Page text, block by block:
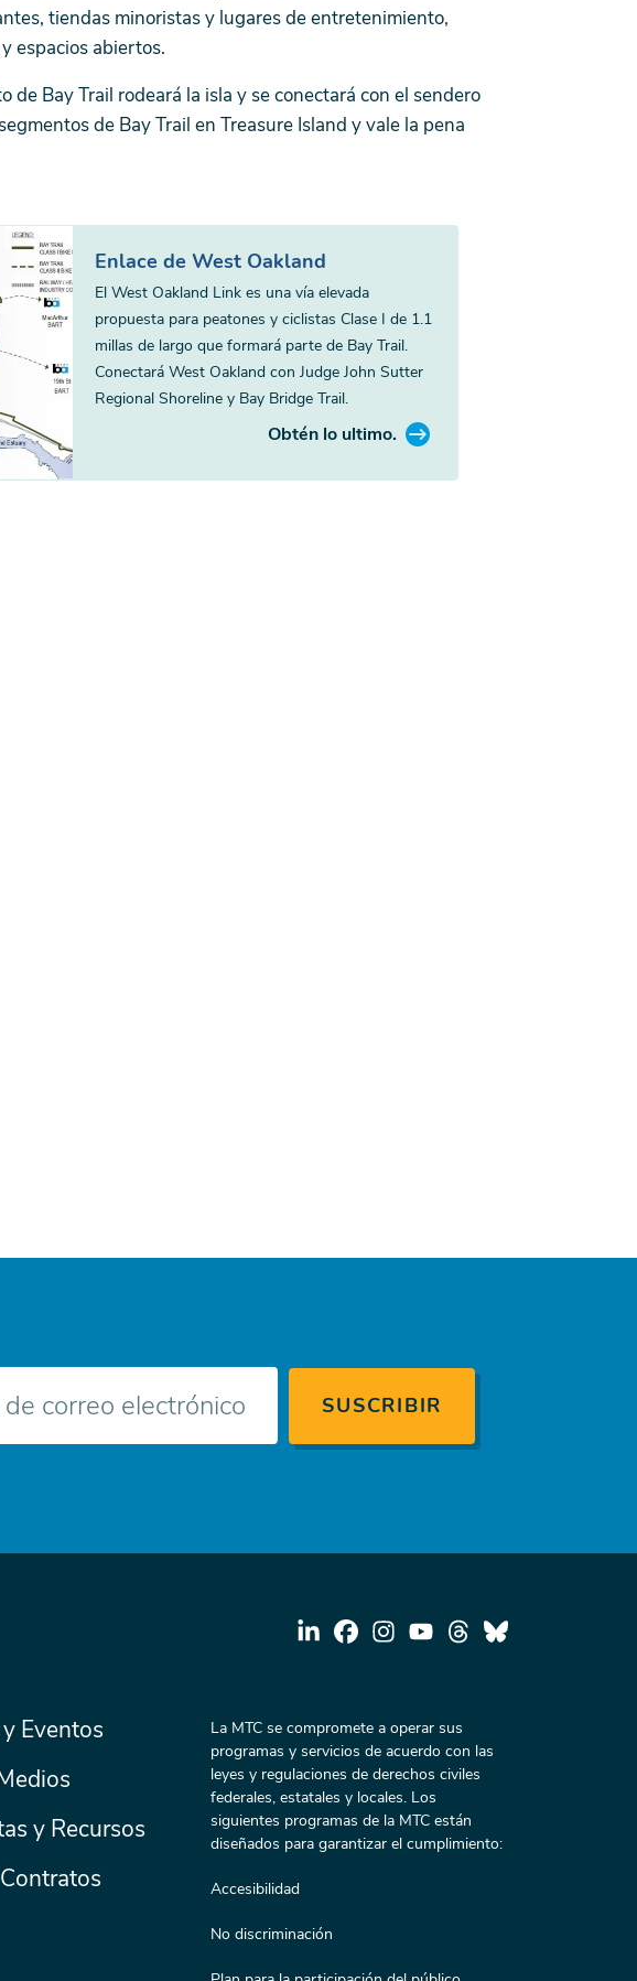
tiendas minoristas y lugares de entretenimiento,
espacios abiertos.
de Bay Trail rodeará la isla y se conectará con el sendero
de Bay Trail en Treasure Island y vale la pena
Enlace de West Oakland
El West Oakland Link es una vía elevada
propuesta para peatones y ciclistas Clase I de 1.1
millas de largo que formará parte de Bay Trail.
Conectará West Oakland con Judge John Sutter
Regional Shoreline y Bay Bridge Trail.
Obtén lo ultimo.
Eventos
y Recursos
La MTC se compromete a operar sus
programas y servicios de acuerdo con las
leyes y regulaciones de derechos civiles
federales, estatales y locales. Los
siguientes programas de la MTC están
diseñados para garantizar el cumplimiento:
Accesibilidad
No discriminación